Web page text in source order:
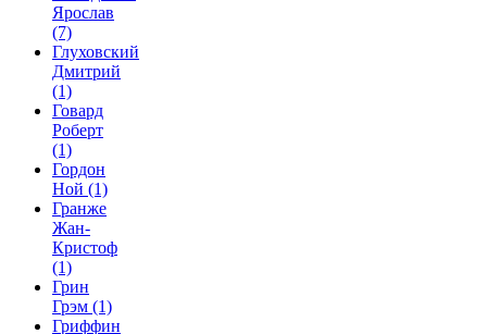
Ярослав
(7)
Глуховский
Дмитрий
(1)
Говард
Роберт
(1)
Гордон
Ной (1)
Гранже
Жан-
Кристоф
(1)
Грин
Грэм (1)
Гриффин